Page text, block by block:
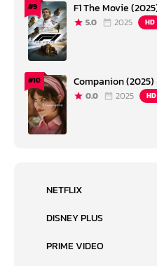
#9 F1 The Movie
5.0 2025 HD
#10 Companion
0.0 2025 HD
NETFLIX
DISNEY PLUS
PRIME VIDEO